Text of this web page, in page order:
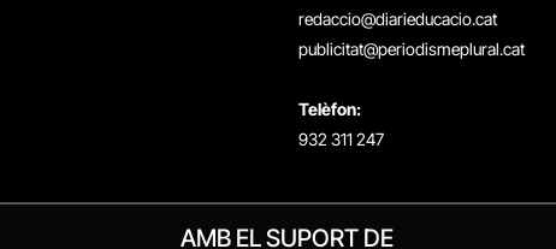
redaccio@diarieducacio.cat
publicitat@periodismeplural.cat
Telèfon:
932 311 247
AMB EL SUPORT DE